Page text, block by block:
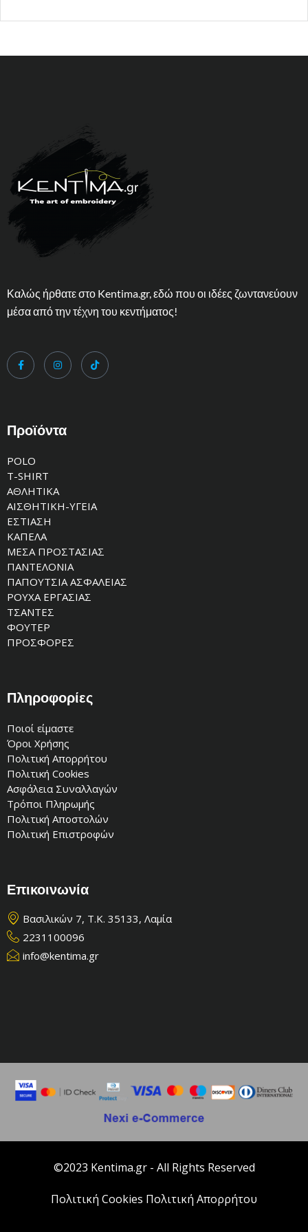
Καλώς ήρθατε στο Kentima.gr, εδώ που οι ιδέες ζωντανεύουν
μέσα από την τέχνη του κεντήματος!
Προϊόντα
POLO
T-SHIRT
ΑΘΛΗΤΙΚΑ
ΑΙΣΘΗΤΙΚΗ-ΥΓΕΙΑ
ΕΣΤΙΑΣΗ
ΚΑΠΕΛΑ
ΜΕΣΑ ΠΡΟΣΤΑΣΙΑΣ
ΠΑΝΤΕΛΟΝΙΑ
ΠΑΠΟΥΤΣΙΑ ΑΣΦΑΛΕΙΑΣ
ΡΟΥΧΑ ΕΡΓΑΣΙΑΣ
ΤΣΑΝΤΕΣ
ΦΟΥΤΕΡ
ΠΡΟΣΦΟΡΕΣ
Πληροφορίες
Ποιοί είμαστε
Όροι Χρήσης
Πολιτική Απορρήτου
Πολιτική Cookies
Ασφάλεια Συναλλαγών
Τρόποι Πληρωμής
Πολιτική Αποστολών
Πολιτική Επιστροφών
Επικοινωνία
Βασιλικών 7, Τ.Κ. 35133, Λαμία
2231100096
info@kentima.gr
©2023 Kentima.gr - All Rights Reserved
Πολιτική Cookies Πολιτική Απορρήτου